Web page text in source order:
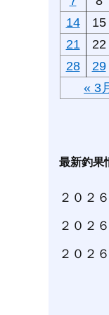
« 3
14
15
21
22
28
29
最新釣果
２０２
２０２
２０２